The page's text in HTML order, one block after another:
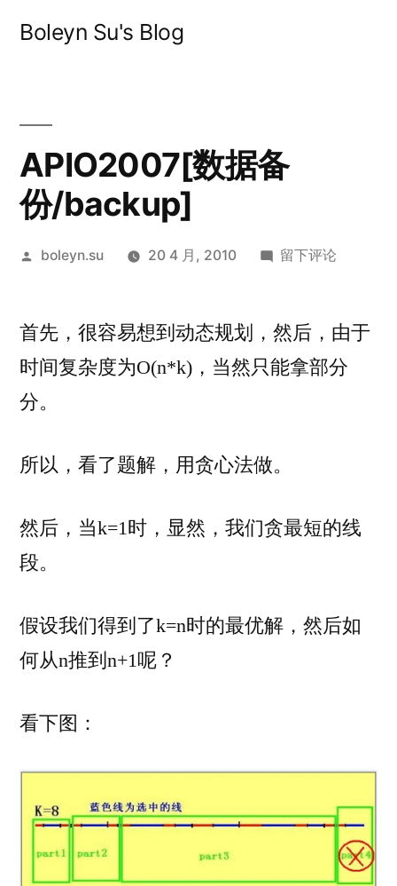
Boleyn Su's Blog
APIO2007[数据备
份/backup]
发
boleyn.su 20 4 月, 2010
于
备
份/backup]
留下评论
首先，很容易想到动态规划，然后，由于
时间复杂度为O(n*k)，当然只能拿部分
分。
所以，看了题解，用贪心法做。
然后，当k=1时，显然，我们贪最短的线
段。
假设我们得到了k=n时的最优解，然后如
何从n推到n+1呢？
看下图：